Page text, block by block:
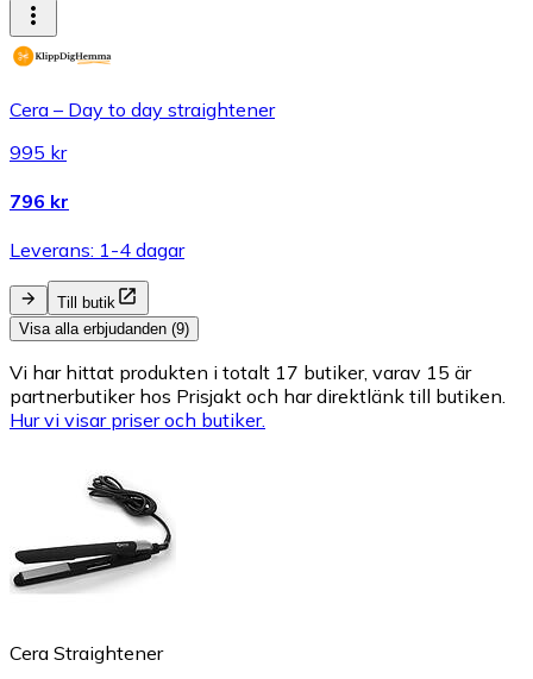
Cera – Day to day straightener
995 kr
796 kr
Leverans: 1-4 dagar
Till butik
Visa alla erbjudanden (9)
Vi har hittat produkten i totalt 17 butiker, varav 15 är
partnerbutiker hos Prisjakt och har direktlänk till butiken.
Hur vi visar priser och butiker.
Cera Straightener